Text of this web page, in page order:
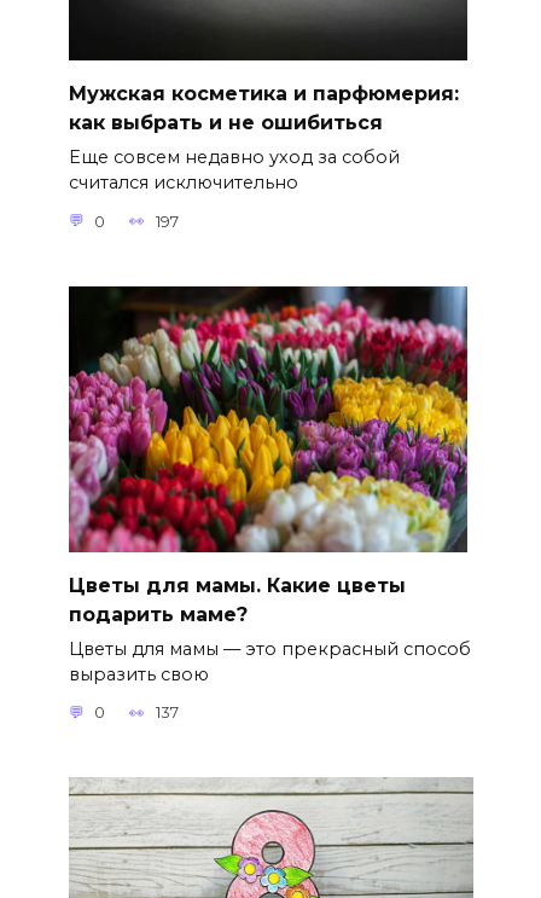
Мужская косметика и парфюмерия:
как выбрать и не ошибиться
Еще совсем недавно уход за собой
считался исключительно
0 197
Цветы для мамы. Какие цветы
подарить маме?
Цветы для мамы — это прекрасный способ
выразить свою
0 137